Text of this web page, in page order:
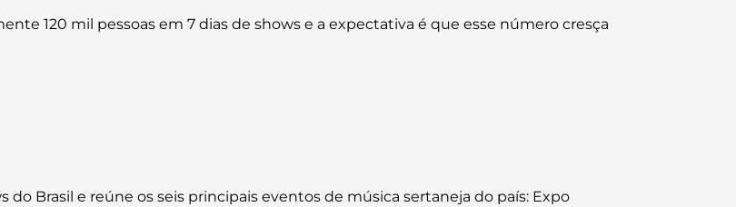
120 mil pessoas em 7 dias de shows e a expectativa é que esse número cresça
Brasil e reúne os seis principais eventos de música sertaneja do país: Expo